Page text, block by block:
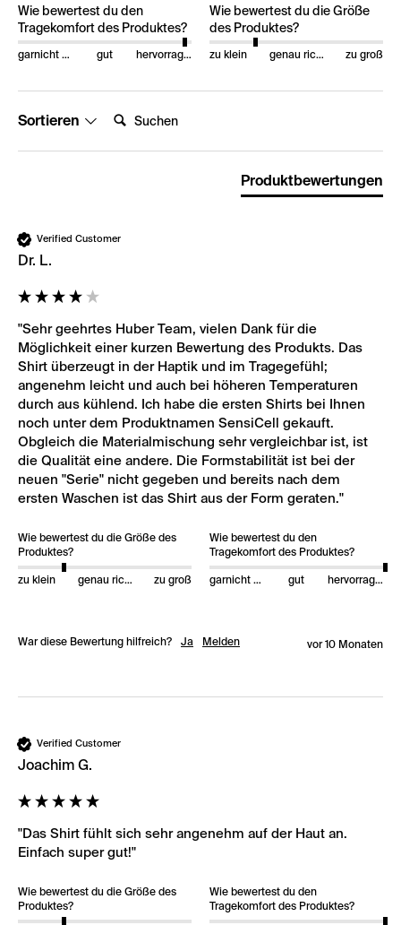
Wie bewertest du den
Tragekomfort des Produktes?
garnicht gut gut hervorragend
Wie bewertest du die Größe
des Produktes?
zu klein genau richtig zu groß
Sortieren
Produktbewertungen
Verified Customer
Dr. L.
"Sehr geehrtes Huber Team, vielen Dank für die
Möglichkeit einer kurzen Bewertung des Produkts. Das
Shirt überzeugt in der Haptik und im Tragegefühl;
angenehm leicht und auch bei höheren Temperaturen
durch aus kühlend. Ich habe die ersten Shirts bei Ihnen
noch unter dem Produktnamen SensiCell gekauft.
Obgleich die Materialmischung sehr vergleichbar ist, ist
die Qualität eine andere. Die Formstabilität ist bei der
neuen "Serie" nicht gegeben und bereits nach dem
ersten Waschen ist das Shirt aus der Form geraten."
Wie bewertest du die Größe des
Produktes?
zu klein genau richtig zu groß
Wie bewertest du den
Tragekomfort des Produktes?
garnicht gut gut hervorragend
War diese Bewertung hilfreich? Ja Melden vor 10 Monaten
Verified Customer
Joachim G.
"Das Shirt fühlt sich sehr angenehm auf der Haut an.
Einfach super gut!"
Wie bewertest du die Größe des
Produktes?
Wie bewertest du den
Tragekomfort des Produktes?